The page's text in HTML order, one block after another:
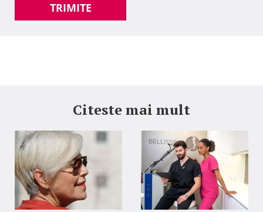
TRIMITE
Citeste mai mult